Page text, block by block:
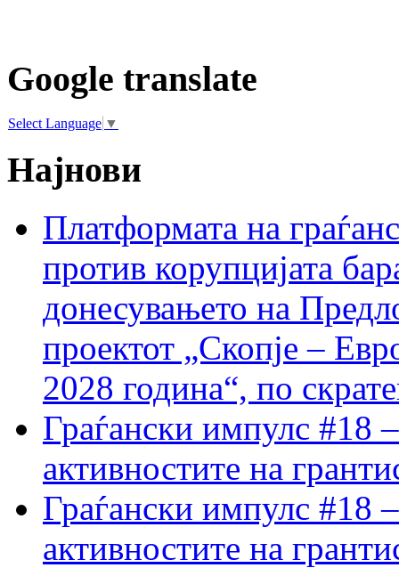
Google translate
Select Language ▼
Најнови
Платформата на
против корупцијата
донесувањето на
проектот „Скопје –
2028 година“, по
Граѓански импулс #18
активностите на
Граѓански импулс #18
активностите на